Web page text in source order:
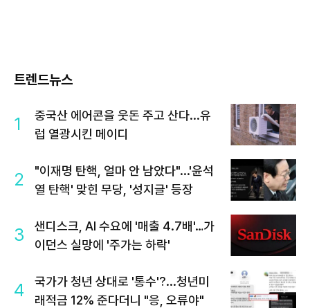
트렌드뉴스
1
중국산 에어콘을 웃돈 주고 산다...유
럽 열광시킨 메이디
2
"이재명 탄핵, 얼마 안 남았다"...'윤석
열 탄핵' 맞힌 무당, '성지글' 등장
3
샌디스크, AI 수요에 '매출 4.7배'…가
이던스 실망에 '주가는 하락'
4
국가가 청년 상대로 '통수'?...청년미
래적금 12% 준다더니 "응, 오류야"